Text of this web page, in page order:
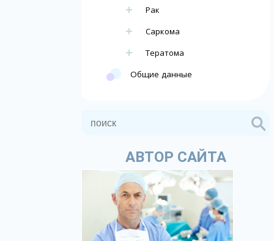
Рак
Саркома
Тератома
Общие данные
АВТОР САЙТА